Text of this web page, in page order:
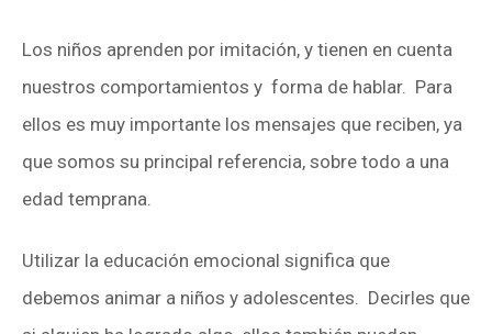
Los niños aprenden por imitación, y tienen en cuenta
nuestros comportamientos y forma de hablar. Para
ellos es muy importante los mensajes que reciben, ya
que somos su principal referencia, sobre todo a una
edad temprana.
Utilizar la educación emocional significa que
debemos animar a niños y adolescentes. Decirles que